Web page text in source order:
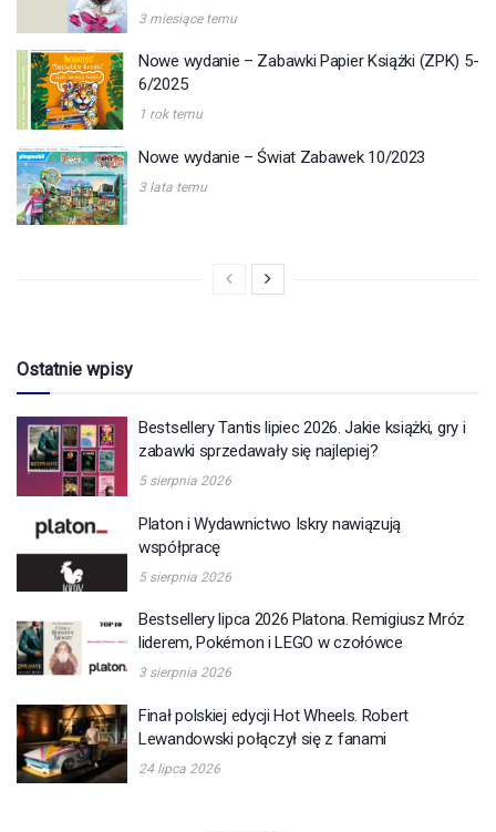
3 miesiące temu
Nowe wydanie – Zabawki Papier Książki (ZPK) 5-
6/2025
1 rok temu
Nowe wydanie – Świat Zabawek 10/2023
3 lata temu
Ostatnie wpisy
Bestsellery Tantis lipiec 2026. Jakie książki, gry i
zabawki sprzedawały się najlepiej?
5 sierpnia 2026
Platon i Wydawnictwo Iskry nawiązują
współpracę
5 sierpnia 2026
Bestsellery lipca 2026 Platona. Remigiusz Mróz
liderem, Pokémon i LEGO w czołówce
3 sierpnia 2026
Finał polskiej edycji Hot Wheels. Robert
Lewandowski połączył się z fanami
24 lipca 2026